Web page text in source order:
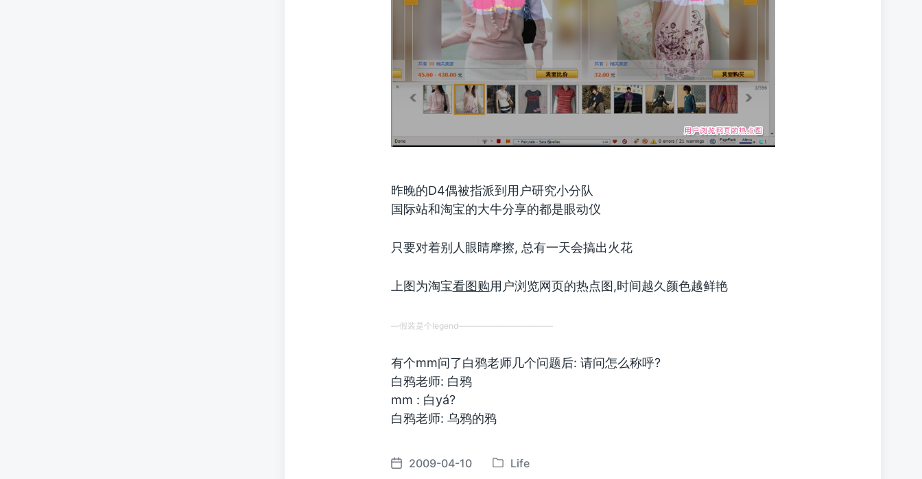
昨晚的D4偶被指派到用户研究小分队
国际站和淘宝的大牛分享的都是眼动仪
只要对着别人眼睛摩擦, 总有一天会搞出火花
上图为淘宝看图购用户浏览网页的热点图,时间越久颜色越鲜艳
—假装是个legend———————————–
有个mm问了白鸦老师几个问题后: 请问怎么称呼?
白鸦老师: 白鸦
mm : 白yá?
白鸦老师: 乌鸦的鸦
发
2009-04-10
发
Life